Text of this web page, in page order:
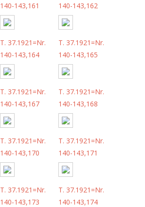
140-143,161
140-143,162
T. 37.1921=Nr.
140-143,164
T. 37.1921=Nr.
140-143,165
T. 37.1921=Nr.
140-143,167
T. 37.1921=Nr.
140-143,168
T. 37.1921=Nr.
140-143,170
T. 37.1921=Nr.
140-143,171
T. 37.1921=Nr.
140-143,173
T. 37.1921=Nr.
140-143,174